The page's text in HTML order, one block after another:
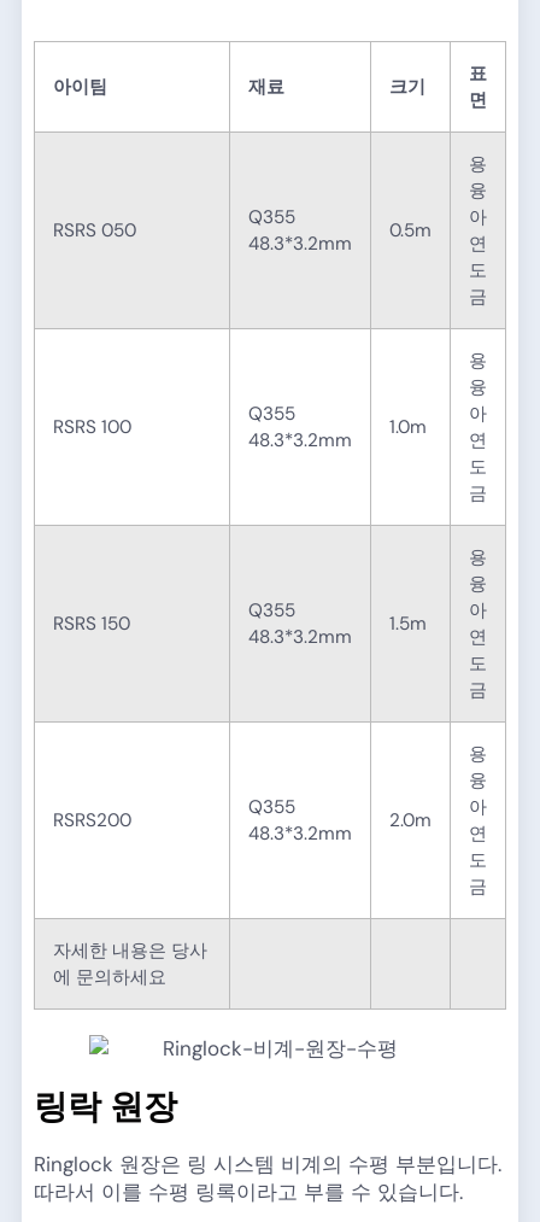
아이팀 재료 크기
표
면
RSRS 050
Q355
48.3*3.2mm
0.5m
용
융
아
연
도
금
RSRS 100
Q355
48.3*3.2mm
1.0m
용
융
아
연
도
금
RSRS 150
Q355
48.3*3.2mm
1.5m
용
융
아
연
도
금
RSRS200
Q355
48.3*3.2mm
2.0m
용
융
아
연
도
금
자세한 내용은 당사
에 문의하세요​
링락 원장
Ringlock 원장은 링 시스템 비계의 수평 부분입니다.
따라서 이를 수평 링록이라고 부를 수 있습니다.